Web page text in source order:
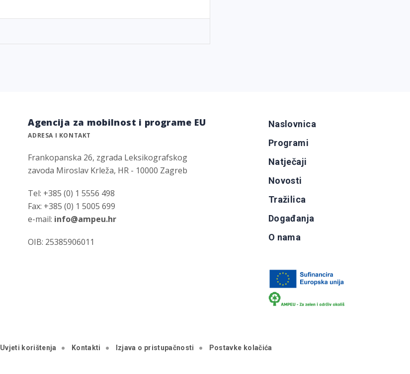
Agencija za mobilnost i programe EU
ADRESA I KONTAKT
Frankopanska 26, zgrada Leksikografskog
zavoda Miroslav Krleža, HR - 10000 Zagreb
Tel: +385 (0) 1 5556 498
Fax: +385 (0) 1 5005 699
e-mail: info@ampeu.hr
OIB: 25385906011
Naslovnica
Programi
Natječaji
Novosti
Tražilica
Događanja
O nama
Uvjeti korištenja Kontakti Izjava o pristupačnosti Postavke kolačića